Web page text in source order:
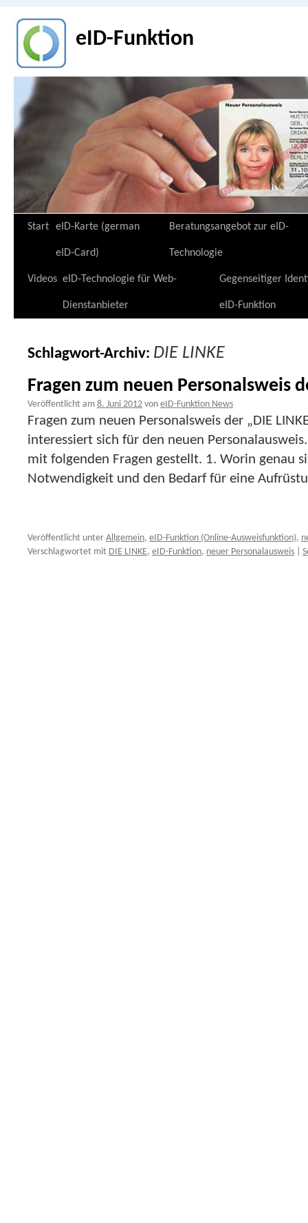
eID-Funktion
Zum
springen
Start eID-Karte (german
eID-Card)
Beratungsangebot zur eID-
Technologie
Videos eID-Technologie für Web-
Dienstanbieter
Gegenseitiger
eID-Funktion
Schlagwort-Archiv: DIE LINKE
Fragen zum neuen Personalsweis
Veröffentlicht am 8. Juni 2012 von eID-Funktion News
Fragen zum neuen Personalsweis der „DIE
interessiert sich für den neuen
mit folgenden Fragen gestellt. 1. Worin genau
Notwendigkeit und den Bedarf für eine
Veröffentlicht unter Allgemein, eID-Funktion (Online-Ausweisfunktion),
Verschlagwortet mit DIE LINKE, eID-Funktion, neuer Personalausweis